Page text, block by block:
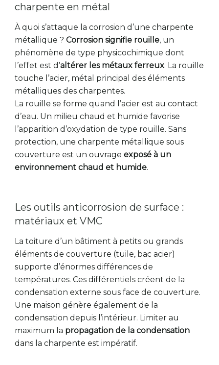
charpente en métal
À quoi s’attaque la corrosion d’une charpente
métallique ? Corrosion signifie rouille, un
phénomène de type physicochimique dont
l’effet est d’altérer les métaux ferreux. La rouille
touche l’acier, métal principal des éléments
métalliques des charpentes.
La rouille se forme quand l’acier est au contact
d’eau. Un milieu chaud et humide favorise
l’apparition d’oxydation de type rouille. Sans
protection, une charpente métallique sous
couverture est un ouvrage exposé à un
environnement chaud et humide.
Les outils anticorrosion de surface :
matériaux et VMC
La toiture d’un bâtiment à petits ou grands
éléments de couverture (tuile, bac acier)
supporte d’énormes différences de
températures. Ces différentiels créent de la
condensation externe sous face de couverture.
Une maison génère également de la
condensation depuis l’intérieur. Limiter au
maximum la propagation de la condensation
dans la charpente est impératif.